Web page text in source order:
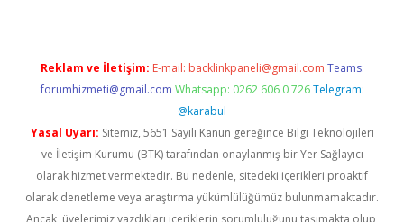
Reklam ve İletişim: E-mail: backlinkpaneli@gmail.com Teams:
forumhizmeti@gmail.com Whatsapp: 0262 606 0 726 Telegram:
@karabul
Yasal Uyarı: Sitemiz, 5651 Sayılı Kanun gereğince Bilgi Teknolojileri
ve İletişim Kurumu (BTK) tarafından onaylanmış bir Yer Sağlayıcı
olarak hizmet vermektedir. Bu nedenle, sitedeki içerikleri proaktif
olarak denetleme veya araştırma yükümlülüğümüz bulunmamaktadır.
Ancak, üyelerimiz yazdıkları içeriklerin sorumluluğunu taşımakta olup,